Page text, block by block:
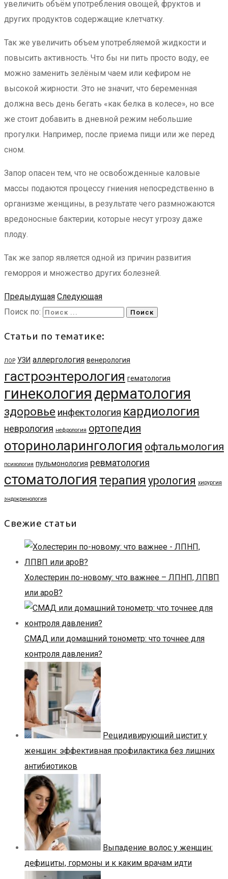
увеличить объём употребления овощей, фруктов и
других продуктов содержащие клетчатку.
Так же увеличить объем употребляемой жидкости и
повысить активность. Что бы ни пить просто воду, ее
можно заменить зелёным чаем или кефиром не
высокой жирности. Это не значит, что беременная
должна весь день бегать «как белка в колесе», но все
же стоит добавить в дневной режим небольшие
прогулки. Например, после приема пищи или же перед
сном.
Запор опасен тем, что не освобожденные каловые
массы подаются процессу гниения непосредственно в
организме женщины, в результате чего размножаются
вредоносные бактерии, которые несут угрозу даже
плоду.
Так же запор является одной из причин развития
геморроя и множество других болезней.
Предыдущая Следующая
Поиск по:
Статьи по тематике:
ЛОР УЗИ аллергология венерология
гастроэнтерология гематология
гинекология дерматология
здоровье инфектология кардиология
неврология нефрология ортопедия
оториноларингология офтальмология
психология пульмонология ревматология
стоматология терапия урология хирургия
эндокринология
Свежие статьи
Холестерин по-новому: что важнее – ЛПНП, ЛПВП
или apoB?
СМАД или домашний тонометр: что точнее для
контроля давления?
Рецидивирующий цистит у
женщин: эффективная профилактика без лишних
антибиотиков
Выпадение волос у женщин:
дефициты, гормоны и к каким врачам идти